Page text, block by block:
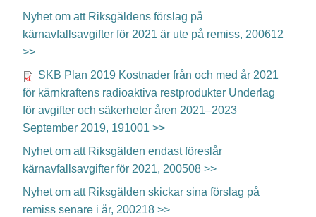
Nyhet om att Riksgäldens förslag på
kärnavfallsavgifter för 2021 är ute på remiss, 200612
>>
SKB Plan 2019 Kostnader från och med år 2021
för kärnkraftens radioaktiva restprodukter Underlag
för avgifter och säkerheter åren 2021–2023
September 2019, 191001 >>
Nyhet om att Riksgälden endast föreslår
kärnavfallsavgifter för 2021, 200508 >>
Nyhet om att Riksgälden skickar sina förslag på
remiss senare i år, 200218 >>